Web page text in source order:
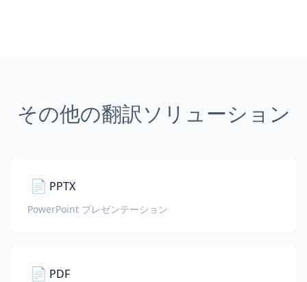
その他の翻訳ソリューション
📄 PPTX
PowerPoint プレゼンテーション
📄 PDF